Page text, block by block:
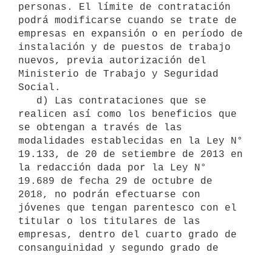
personas. El límite de contratación
podrá modificarse cuando se trate de
empresas en expansión o en período de
instalación y de puestos de trabajo
nuevos, previa autorización del
Ministerio de Trabajo y Seguridad
Social.
realicen así como los beneficios que
se obtengan a través de las
modalidades establecidas en la Ley N°
19.133, de 20 de setiembre de 2013 en
la redacción dada por la Ley N°
19.689 de fecha 29 de octubre de
2018, no podrán efectuarse con
jóvenes que tengan parentesco con el
titular o los titulares de las
empresas, dentro del cuarto grado de
consanguinidad y segundo grado de